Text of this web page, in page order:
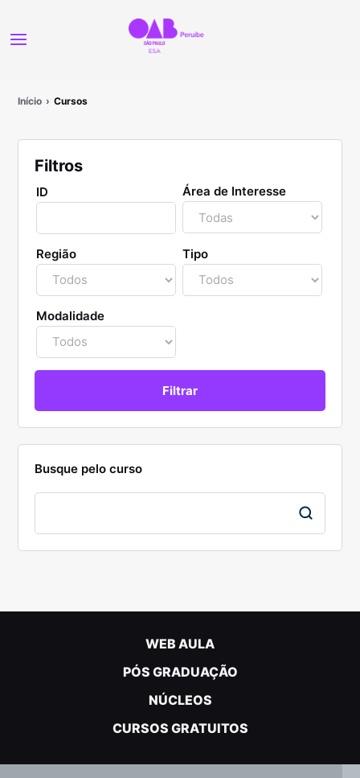
Início Cursos
Filtros
ID Área de Interesse
Região Tipo
Modalidade
Busque pelo curso
WEB AULA
PÓS GRADUAÇÃO
NÚCLEOS
CURSOS GRATUITOS